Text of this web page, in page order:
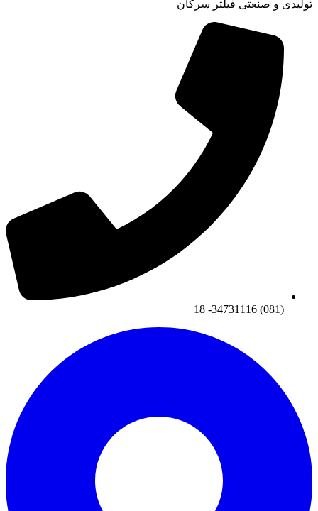
تولیدی و صنعتی فیلتر سرکان
(081) 34731116- 18